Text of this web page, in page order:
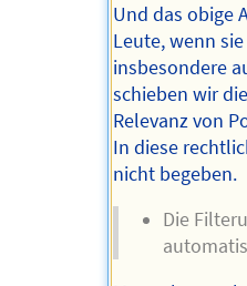
Und das obige
Leute, wenn
insbesondere
schieben wir
Relevanz von
In diese
nicht begeben.
Die